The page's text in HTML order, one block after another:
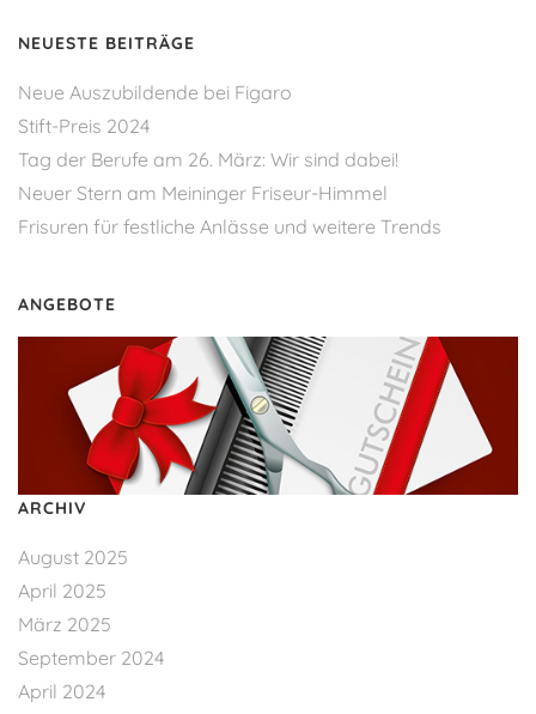
NEUESTE BEITRÄGE
Neue Auszubildende bei Figaro
Stift-Preis 2024
Tag der Berufe am 26. März: Wir sind dabei!
Neuer Stern am Meininger Friseur-Himmel
Frisuren für festliche Anlässe und weitere Trends
ANGEBOTE
ARCHIV
August 2025
April 2025
März 2025
September 2024
April 2024